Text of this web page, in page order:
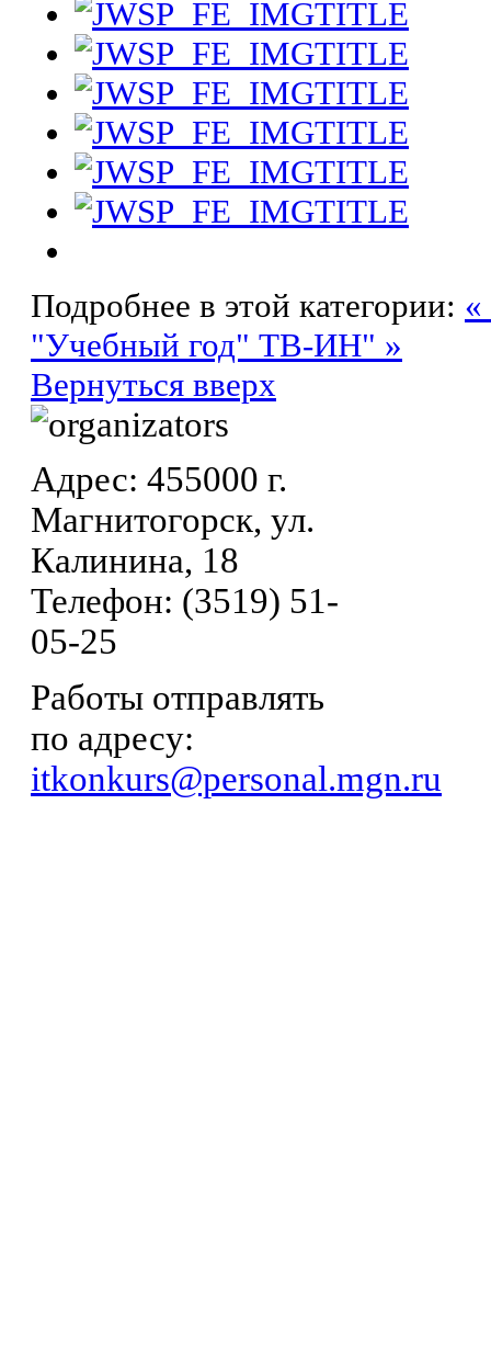
Подробнее в этой категории: «
"Учебный год" ТВ-ИН" »
Вернуться вверх
Адрес: 455000 г.
Магнитогорск, ул.
Калинина, 18
Телефон: (3519) 51-
05-25
Работы отправлять
по адресу:
itkonkurs@personal.mgn.ru